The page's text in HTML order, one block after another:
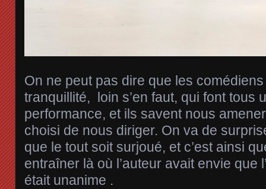
On ne peut pas dire que les
tranquillité, loin s’en faut, qui font tous
performance, et ils savent nous
choisi de nous diriger. On va de
que le tout soit surjoué, et c’est ainsi
entraîner là où l’auteur avait envie que
était unanime .